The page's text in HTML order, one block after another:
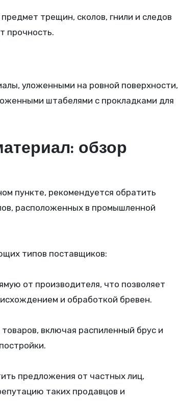
трещин, сколов, гнили и следов
прочность.
уложенными на ровной поверхности,
штабелями с прокладками для
обзор
пункте, рекомендуется обратить
расположенных в промышленной
типов поставщиков:
от производителя, что позволяет
и обработкой бревен.
включая распиленный брус и
предложения от частных лиц,
таких продавцов и